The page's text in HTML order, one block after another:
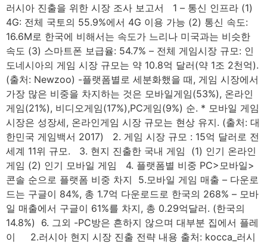
러시아 진출을 위한 시장 조사 보고서 1 – 통신 인프라 (1)
4G: 전체 국토의 55.9%에서 4G 이용 가능 (2) 통신 속도:
16.6M로 한국에 비해서는 속도가 느리나 미국과는 비슷한
속도 (3) 스마트폰 보급율: 54.7% – 전체 게임시장 규모: 인
도네시아의 게임 시장 규모는 약 10.8억 달러(약 1조 2천억).
(출처: Newzoo) -플랫폼별로 세분화했을 때, 게임 시장에서
가장 많은 비중을 차지하는 것은 모바일게임(53%), 온라인
게임(21%), 비디오게임(17%),PC게임(9%) 순. * 모바일 게임
시장은 성장세, 온라인게임 시장 규모는 현상 유지. (출처: 대
한민국 게임백서 2017) 2. 게임 시장 규모 : 15억 달러로 전
세계 11위 규모. 3. 현지 진출한 국내 게임 ​ (1) 인기 온라인
게임 (2) 인기 모바일 게임 4. 플랫폼별 비중 PC>모바일>
콘솔 순으로 플랫폼 비중 차지 ​ 5.모바일 게임 매출 – 다운로
드는 구글이 84%, 총 1.7억 다운로드로 한국의 268% – 모바
일 매출에서 구글이 61%를 차지, 총 0.29억달러. (한국의
14.8%) ​ 6. 그외 -PC방은 흔하지 않으며 대부분 집에서 플레
이 2.러시아 현지 시장 진출 전략 내용 출처: kocca_러시